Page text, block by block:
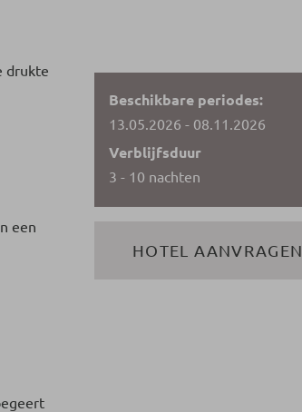
drukte
een
Beschikbare periodes:
13.05.2026 - 08.11.2026
Verblijfsduur
3 - 10 nachten
HOTEL AANVRAGEN